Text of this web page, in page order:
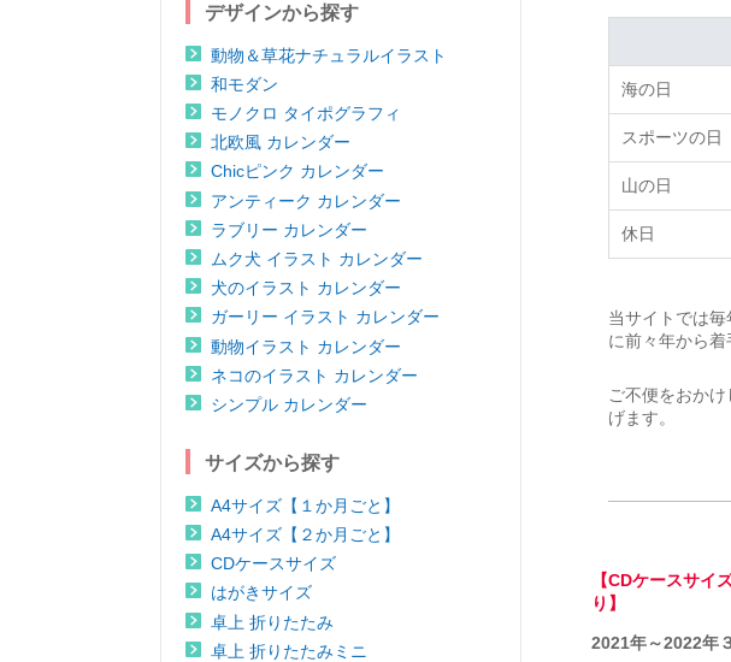
海の日
スポーツの日
山の日
休日
当サイトでは
に前々年から
ご不便をおか
げます。
【CDケースサイ
り】
2021年～2022年
デザインから探す
動物＆草花ナチュラルイラスト
和モダン
モノクロ タイポグラフィ
北欧風 カレンダー
Chicピンク カレンダー
アンティーク カレンダー
ラブリー カレンダー
ムク犬 イラスト カレンダー
犬のイラスト カレンダー
ガーリー イラスト カレンダー
動物イラスト カレンダー
ネコのイラスト カレンダー
シンプル カレンダー
サイズから探す
A4サイズ【１か月ごと】
A4サイズ【２か月ごと】
CDケースサイズ
はがきサイズ
卓上 折りたたみ
卓上 折りたたみミニ